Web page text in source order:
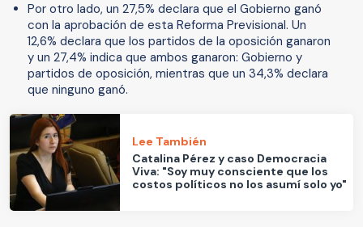
Por otro lado, un 27,5% declara que el Gobierno ganó
con la aprobación de esta Reforma Previsional. Un
12,6% declara que los partidos de la oposición ganaron
y un 27,4% indica que ambos ganaron: Gobierno y
partidos de oposición, mientras que un 34,3% declara
que ninguno ganó.
Lee También
Catalina Pérez y caso Democracia
Viva: "Soy muy consciente que los
costos políticos no los asumí solo yo"